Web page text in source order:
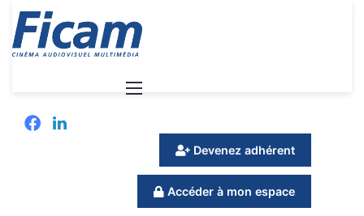
Facebook
Devenez adhérent
Accéder à mon espace